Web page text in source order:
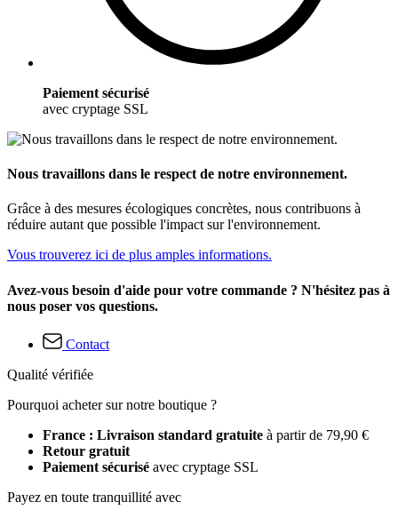
Paiement sécurisé
avec cryptage SSL
Nous travaillons dans le respect de notre environnement.
Grâce à des mesures écologiques concrètes, nous contribuons à
réduire autant que possible l'impact sur l'environnement.
Vous trouverez ici de plus amples informations.
Avez-vous besoin d'aide pour votre commande ? N'hésitez pas à
nous poser vos questions.
Contact
Qualité vérifiée
Pourquoi acheter sur notre boutique ?
France : Livraison standard gratuite à partir de 79,90 €
Retour gratuit
Paiement sécurisé avec cryptage SSL
Payez en toute tranquillité avec